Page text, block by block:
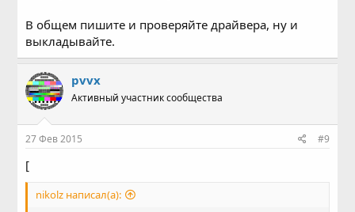
В общем пишите и проверяйте драйвера, ну и
выкладывайте.
pvvx
Активный участник сообщества
27 Фев 2015 #9
[
nikolz написал(а):